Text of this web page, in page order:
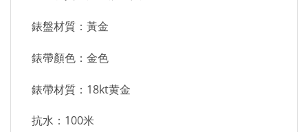
錶盤材質：黃金
錶帶顏色：金色
錶帶材質：18kt黄金
抗水：100米